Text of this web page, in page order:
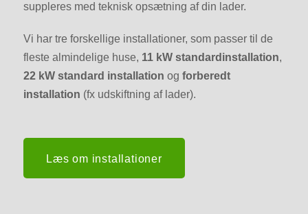
suppleres med teknisk opsætning af din lader.
Vi har tre forskellige installationer, som passer til de
fleste almindelige huse, 11 kW standardinstallation,
22 kW standard installation og forberedt
installation (fx udskiftning af lader).
Læs om installationer